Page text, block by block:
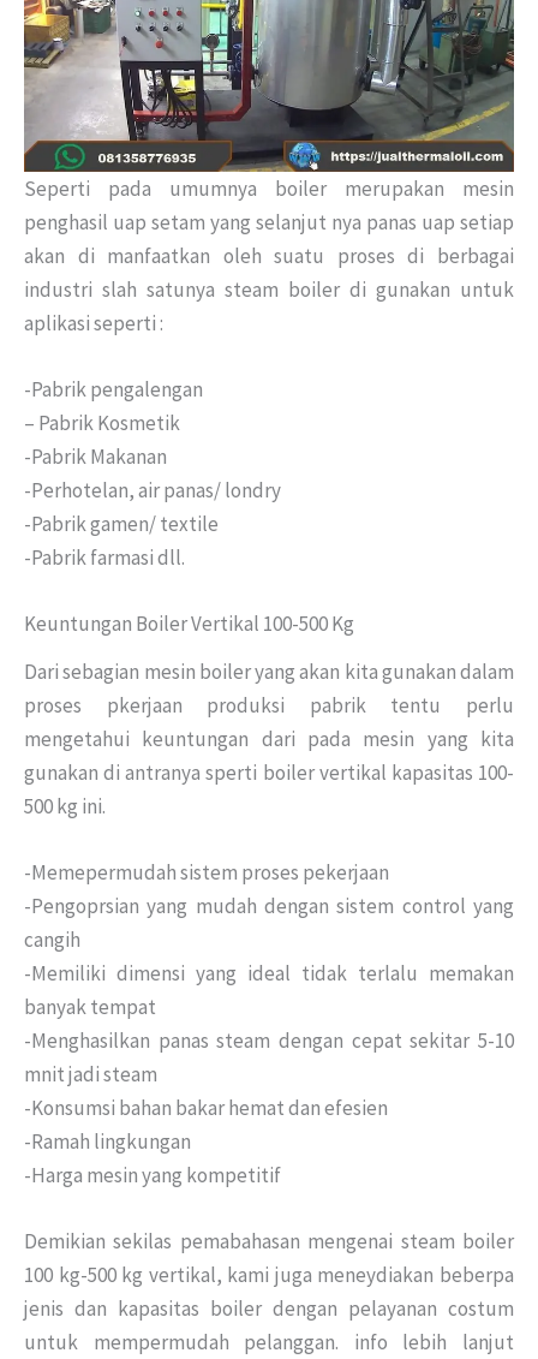
Seperti pada umumnya boiler merupakan mesin
penghasil uap setam yang selanjut nya panas uap setiap
akan di manfaatkan oleh suatu proses di berbagai
industri slah satunya steam boiler di gunakan untuk
aplikasi seperti :
-Pabrik pengalengan
– Pabrik Kosmetik
-Pabrik Makanan
-Perhotelan, air panas/ londry
-Pabrik gamen/ textile
-Pabrik farmasi dll.
Keuntungan Boiler Vertikal 100-500 Kg
Dari sebagian mesin boiler yang akan kita gunakan dalam
proses pkerjaan produksi pabrik tentu perlu
mengetahui keuntungan dari pada mesin yang kita
gunakan di antranya sperti boiler vertikal kapasitas 100-
500 kg ini.
-Memepermudah sistem proses pekerjaan
-Pengoprsian yang mudah dengan sistem control yang
cangih
-Memiliki dimensi yang ideal tidak terlalu memakan
banyak tempat
-Menghasilkan panas steam dengan cepat sekitar 5-10
mnit jadi steam
-Konsumsi bahan bakar hemat dan efesien
-Ramah lingkungan
-Harga mesin yang kompetitif
Demikian sekilas pemabahasan mengenai steam boiler
100 kg-500 kg vertikal, kami juga meneydiakan beberpa
jenis dan kapasitas boiler dengan pelayanan costum
untuk mempermudah pelanggan. info lebih lanjut